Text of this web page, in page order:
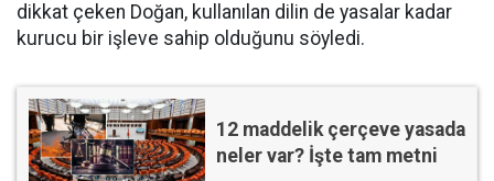
dikkat çeken Doğan, kullanılan dilin de yasalar kadar
kurucu bir işleve sahip olduğunu söyledi.
12 maddelik çerçeve yasada
neler var? İşte tam metni